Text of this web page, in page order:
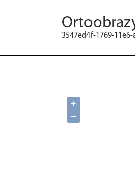
3547ed4f-1769-
+
−